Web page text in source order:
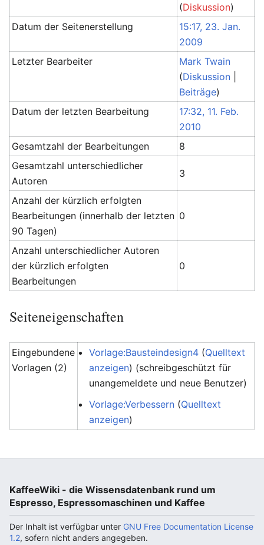
(Diskussion)
Datum der Seitenerstellung
15:17, 23. Jan.
2009
Letzter Bearbeiter
Mark Twain
(Diskussion
Beiträge)
Datum der letzten Bearbeitung
17:32, 11. Feb.
2010
Gesamtzahl der Bearbeitungen
8
Gesamtzahl unterschiedlicher
Autoren
3
Anzahl der kürzlich erfolgten
Bearbeitungen (innerhalb der letzten
90 Tagen)
0
Anzahl unterschiedlicher Autoren
der kürzlich erfolgten
Bearbeitungen
0
Seiteneigenschaften
Eingebundene
Vorlagen (2)
Vorlage:Bausteindesign4 (Quelltext
anzeigen) (schreibgeschützt für
unangemeldete und neue Benutzer)
Vorlage:Verbessern (Quelltext
anzeigen)
KaffeeWiki - die Wissensdatenbank rund um
Espresso, Espressomaschinen und Kaffee
Der Inhalt ist verfügbar unter GNU Free Documentation License
1.2, sofern nicht anders angegeben.